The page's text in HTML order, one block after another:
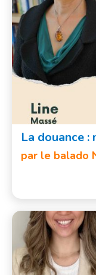
La douance
par le balado